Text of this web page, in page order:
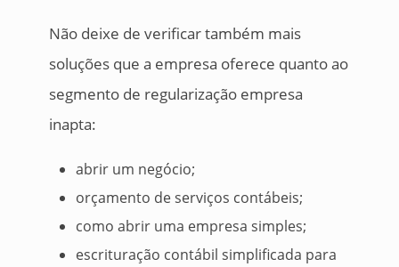
Não deixe de verificar também mais
soluções que a empresa oferece quanto ao
segmento de regularização empresa
inapta:
abrir um negócio;
orçamento de serviços contábeis;
como abrir uma empresa simples;
escrituração contábil simplificada para